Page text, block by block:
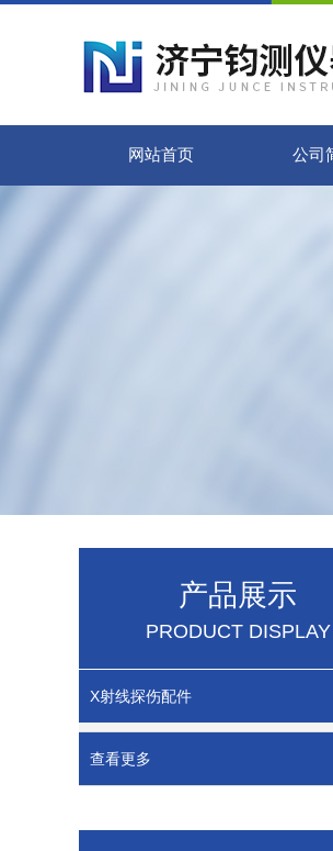
网站首页 公司
产品展示
PRODUCT DISPLAY
X射线探伤配件
查看更多